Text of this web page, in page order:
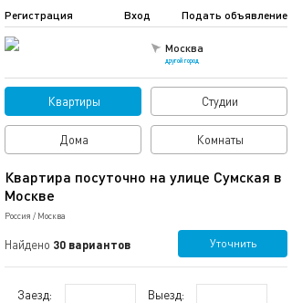
Москва
другой город
Подать объявление
Регистрация Вход
Квартиры Студии
Дома Комнаты
Квартира посуточно на улице Сумская в
Москве
Россия / Москва
Найдено 30 вариантов Уточнить
Заезд: Выезд: